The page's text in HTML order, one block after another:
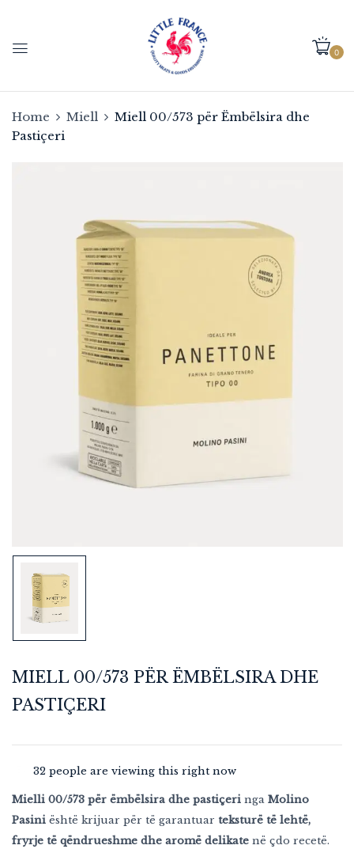
0
Home Miell
Miell 00/573 për Ëmbëlsira dhe
Pastiçeri
MIELL 00/573 PËR ËMBËLSIRA DHE
PASTIÇERI
32 people are viewing this right now
Mielli 00/573 për ëmbëlsira dhe pastiçeri nga Molino
Pasini është krijuar për të garantuar teksturë të lehtë,
fryrje të qëndrueshme dhe aromë delikate në çdo recetë.